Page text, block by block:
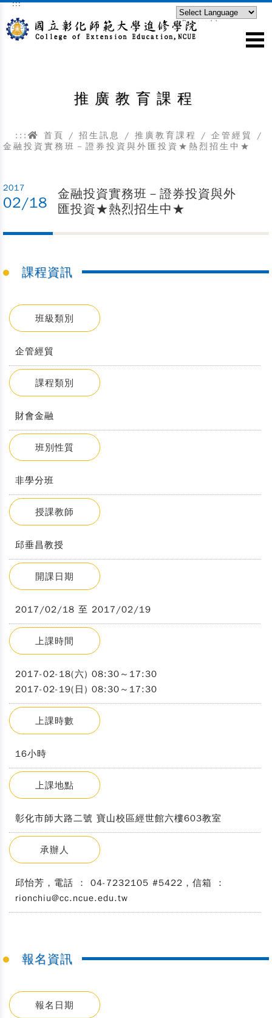
跳到主要內容區塊
:::
Powered by
推廣教育課程
::: 首頁 / 招生訊息 / 推廣教育課程 / 企管經貿
/
金融投資實務班－證券投資與外匯投資★熱烈招生中★
2017
02/18
金融投資實務班－證券投資與外
匯投資★熱烈招生中★
課程資訊
班級類別
企管經貿
課程類別
財會金融
班別性質
非學分班
授課教師
邱垂昌教授
開課日期
2017/02/18 至 2017/02/19
上課時間
2017-02-18(六) 08:30～17:30
2017-02-19(日) 08:30～17:30
上課時數
16小時
上課地點
彰化市師大路二號 寶山校區經世館六樓603教室
承辦人
邱怡芳，電話 ： 04-7232105 #5422，信箱 ：
rionchiu@cc.ncue.edu.tw
報名資訊
報名日期